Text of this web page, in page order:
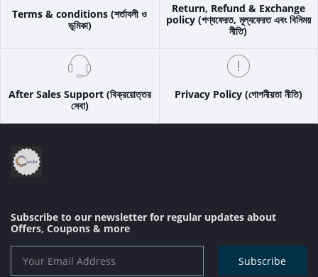
Terms & conditions (শর্তাবলী ও
ভূমিকা)
Return, Refund & Exchange
policy (পণ্যফেরত, মূল্যফেরত এবং বিনিময়
নীতি)
After Sales Support (বিক্রয়োত্তর
সেবা)
Privacy Policy (গোপনীয়তা নীতি)
Subscribe to our newsletter for regular updates about
Offers, Coupons & more
Subscribe